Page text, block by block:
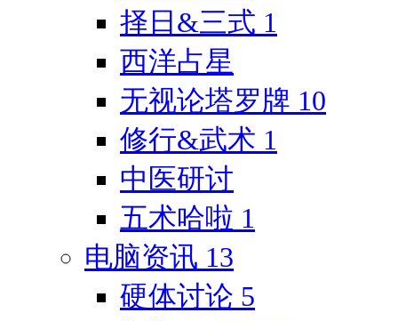
择日&三式 1
西洋占星
无视论塔罗牌 10
修行&武术 1
中医研讨
五术哈啦 1
电脑资讯 13
硬体讨论 5